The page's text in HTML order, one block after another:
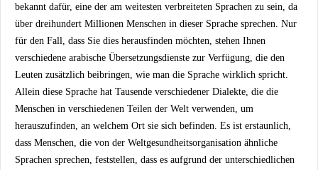
bekannt dafür, eine der am weitesten verbreiteten Sprachen zu sein, da
über dreihundert Millionen Menschen in dieser Sprache sprechen. Nur
für den Fall, dass Sie dies herausfinden möchten, stehen Ihnen
verschiedene arabische Übersetzungsdienste zur Verfügung, die den
Leuten zusätzlich beibringen, wie man die Sprache wirklich spricht.
Allein diese Sprache hat Tausende verschiedener Dialekte, die die
Menschen in verschiedenen Teilen der Welt verwenden, um
herauszufinden, an welchem ​​Ort sie sich befinden. Es ist erstaunlich,
dass Menschen, die von der Weltgesundheitsorganisation ähnliche
Sprachen sprechen, feststellen, dass es aufgrund der unterschiedlichen